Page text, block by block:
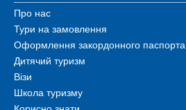
Про нас
Тури на замовлення
Оформлення закордонного паспорта
Дитячий туризм
Візи
Школа туризму